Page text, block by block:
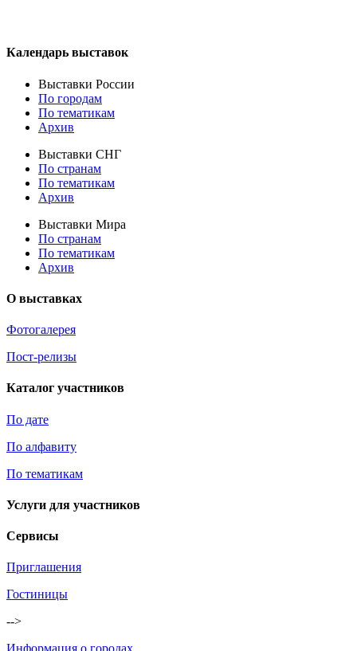
Календарь выставок
Выставки России
По городам
По тематикам
Архив
Выставки СНГ
По странам
По тематикам
Архив
Выставки Мира
По странам
По тематикам
Архив
О выставках
Фотогалерея
Пост-релизы
Каталог участников
По дате
По алфавиту
По тематикам
Услуги для участников
Сервисы
Приглашения
Гостиницы
-->